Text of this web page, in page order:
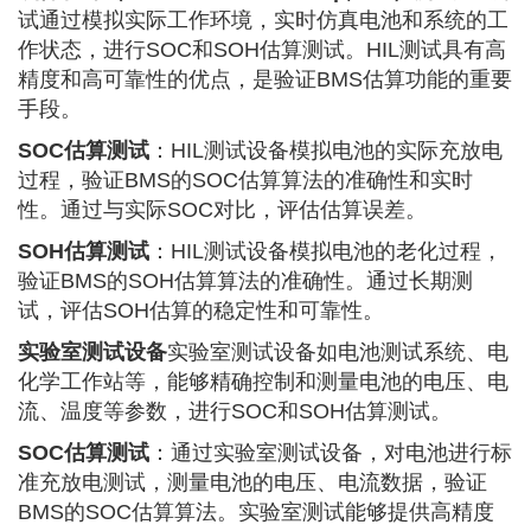
试通过模拟实际工作环境，实时仿真电池和系统的工
作状态，进行SOC和SOH估算测试。HIL测试具有高
精度和高可靠性的优点，是验证BMS估算功能的重要
手段。
SOC估算测试 ：HIL测试设备模拟电池的实际充放电
过程，验证BMS的SOC估算算法的准确性和实时
性。通过与实际SOC对比，评估估算误差。
SOH估算测试 ：HIL测试设备模拟电池的老化过程，
验证BMS的SOH估算算法的准确性。通过长期测
试，评估SOH估算的稳定性和可靠性。
实验室测试设备实验室测试设备如电池测试系统、电
化学工作站等，能够精确控制和测量电池的电压、电
流、温度等参数，进行SOC和SOH估算测试。
SOC估算测试 ：通过实验室测试设备，对电池进行标
准充放电测试，测量电池的电压、电流数据，验证
BMS的SOC估算算法。实验室测试能够提供高精度